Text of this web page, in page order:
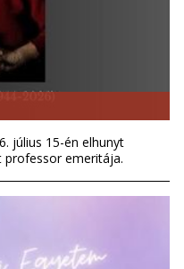
július 15-én elhunyt
professor emeritája.